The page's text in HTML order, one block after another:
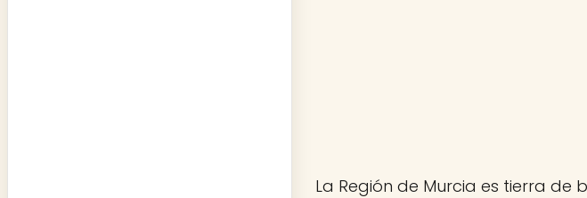
La Región de Murcia es tierra de